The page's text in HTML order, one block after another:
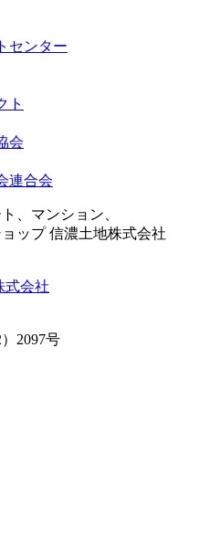
、マンション、
ップ 信濃土地株式会社
2097号